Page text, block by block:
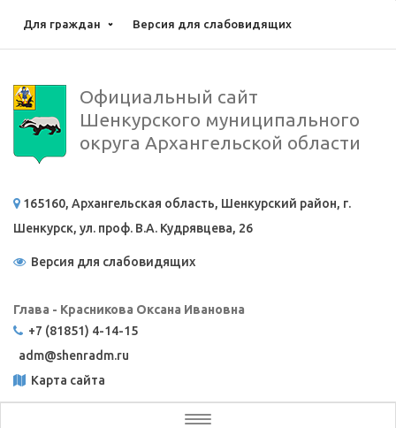
Для граждан Версия для слабовидящих
Официальный сайт
Шенкурского муниципального
округа Архангельской области
165160, Архангельская область, Шенкурский район, г.
Шенкурск, ул. проф. В.А. Кудрявцева, 26
Версия для слабовидящих
Глава - Красникова Оксана Ивановна
+7 (81851) 4-14-15
adm@shenradm.ru
Карта сайта
Toggle